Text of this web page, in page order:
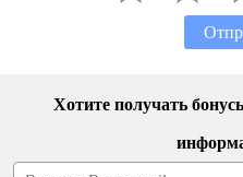
Хотите получать